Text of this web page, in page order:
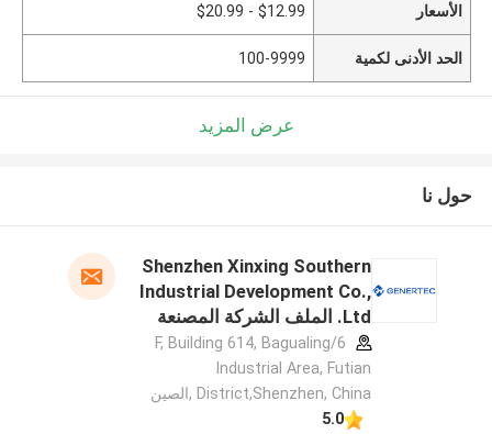
الأسعار $12.99 - $20.99
الحد الأدنى لكمية 100-9999
عرض المزيد
حول نا
Shenzhen Xinxing Southern
Industrial Development Co.,
Ltd. الملف الشركة المصنعة
6/F, Building 614, Bagualing
Industrial Area, Futian
District,Shenzhen, China ,الصين
5.0